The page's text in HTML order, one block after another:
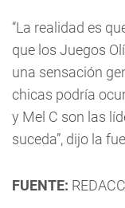
“La realidad es
que los Juegos
una sensación
chicas podría
y Mel C son las
suceda”, dijo la
FUENTE: